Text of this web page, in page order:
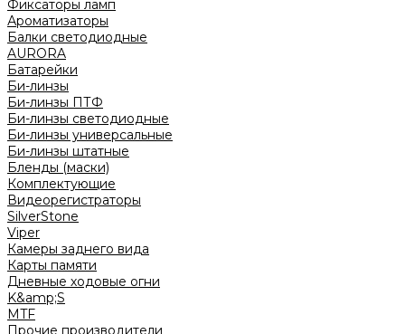
Фиксаторы ламп
Ароматизаторы
Балки светодиодные
AURORA
Батарейки
Би-линзы
Би-линзы ПТФ
Би-линзы светодиодные
Би-линзы универсальные
Би-линзы штатные
Бленды (маски)
Комплектующие
Видеорегистраторы
SilverStone
Viper
Камеры заднего вида
Карты памяти
Дневные ходовые огни
K&amp;S
MTF
Прочие производители